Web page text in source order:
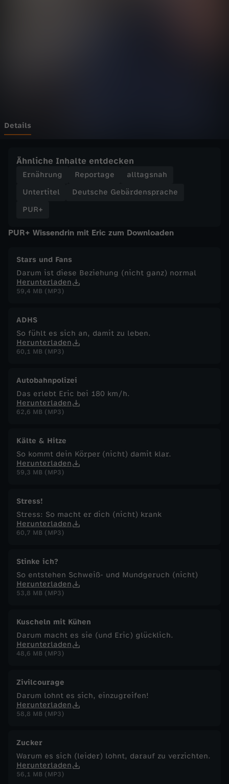
s
ß
e
s
i
f
t
?
Details
Ähnliche Inhalte entdecken
Ernährung Reportage
alltagsnah
Untertitel
Deutsche Gebärdensprache
PUR+
PUR+ Wissendrin mit Eric zum Downloaden
Stars und Fans
Darum ist diese Beziehung (nicht ganz) normal
Herunterladen
59,4 MB (MP3)
ADHS
So fühlt es sich an, damit zu leben.
Herunterladen
60,1 MB (MP3)
Autobahnpolizei
Das erlebt Eric bei 180 km/h.
Herunterladen
62,6 MB (MP3)
Kälte & Hitze
So kommt dein Körper (nicht) damit klar.
Herunterladen
59,3 MB (MP3)
Stress!
Stress: So macht er dich (nicht) krank
Herunterladen
60,7 MB (MP3)
Stinke ich?
So entstehen Schweiß- und Mundgeruch (nicht)
Herunterladen
53,8 MB (MP3)
Kuscheln mit Kühen
Darum macht es sie (und Eric) glücklich.
Herunterladen
48,6 MB (MP3)
Zivilcourage
Darum lohnt es sich, einzugreifen!
Herunterladen
58,8 MB (MP3)
Zucker
Warum es sich (leider) lohnt, darauf zu verzichten.
Herunterladen
56,1 MB (MP3)